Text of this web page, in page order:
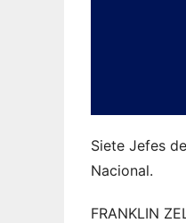
Siete Jefes
Nacional.
FRANKLIN